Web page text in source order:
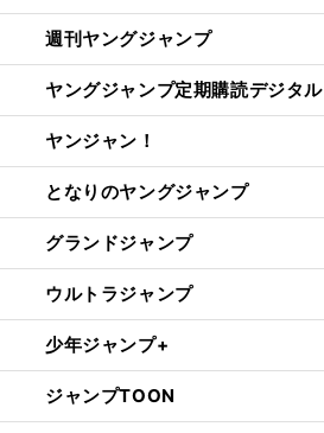
週刊ヤングジャンプ
ヤングジャンプ定期購読デジタル
ヤンジャン！
となりのヤングジャンプ
グランドジャンプ
ウルトラジャンプ
少年ジャンプ+
ジャンプTOON